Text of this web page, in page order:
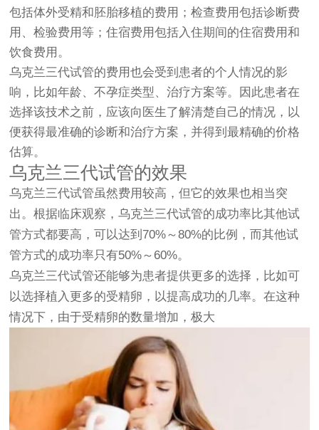
包括体外受精和胚胎移植的费用；检查费用包括诊断费
用、检验费用等；住宿费用包括入住期间的住宿费用和
饮食费用。
乌克兰三代试管的费用也会受到患者的个人情况的影
响，比如年龄、不孕症类型、治疗方案等。因此患者在
选择该技术之前，应该向医生了解清楚自己的情况，以
便获得最准确的诊断和治疗方案，并得到最精确的价格
估算。
乌克兰三代试管的效果
乌克兰三代试管虽然费用较高，但它的效果也相当突
出。根据临床观察，乌克兰三代试管的成功率比其他试
管方式都要高，可以达到70%～80%的比例，而其他试
管方式的成功率只有50%～60%。
乌克兰三代试管还能够为患者提供更多的选择，比如可
以选择植入更多的受精卵，以提高成功的几率。在这种
情况下，由于受精卵的数量增加，极大